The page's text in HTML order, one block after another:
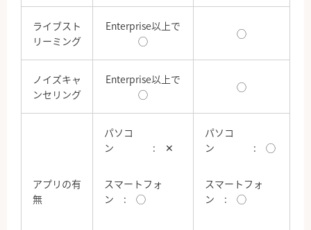
ライブスト
リーミング
Enterprise以上で
◯
◯
ノイズキャ
ンセリング
Enterprise以上で
◯
◯
アプリの有
無
パソコ
ン : ✕
スマートフォ
ン : ◯
パソコ
ン : ◯
スマートフォ
ン : ◯